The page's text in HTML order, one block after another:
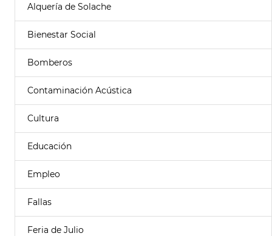
Alquería de Solache
Bienestar Social
Bomberos
Contaminación Acústica
Cultura
Educación
Empleo
Fallas
Feria de Julio